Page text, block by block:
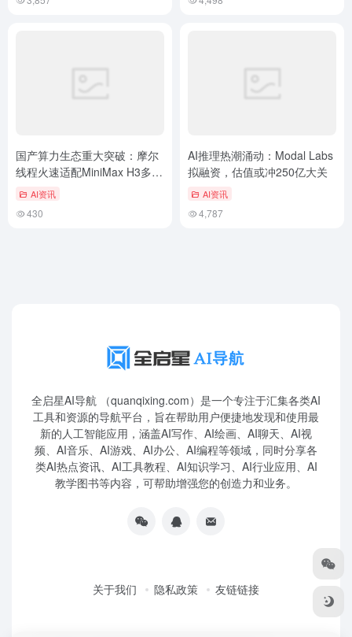
国产算力生态重大突破：摩尔
线程火速适配MiniMax H3多模
态大模型
AI资讯
430
AI推理热潮涌动：Modal Labs
拟融资，估值或冲250亿大关
AI资讯
4,787
全启星AI导航 （quanqixing.com）是一个专注于汇集各类AI
工具和资源的导航平台，旨在帮助用户便捷地发现和使用最
新的人工智能应用，涵盖AI写作、AI绘画、AI聊天、AI视
频、AI音乐、AI游戏、AI办公、AI编程等领域，同时分享各
类AI热点资讯、AI工具教程、AI知识学习、AI行业应用、AI
教学图书等内容，可帮助增强您的创造力和业务。
关于我们 隐私政策 友链链接